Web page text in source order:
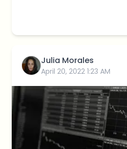
Julia Morales
April 20, 2022 1:23 AM